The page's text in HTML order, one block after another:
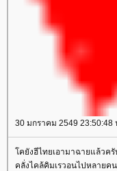
30 มกราคม 2549 23:50:48
คยังฮีไทยเอามาฉายแล้วครั
คลั่งไคล้คิมเรวอนไปหลายค